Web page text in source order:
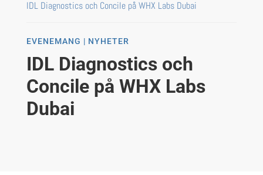
IDL Diagnostics och Concile på WHX Labs Dubai
EVENEMANG | NYHETER
IDL Diagnostics och
Concile på WHX Labs
Dubai